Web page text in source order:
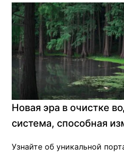
Новая эра в очистке
система, способная
Узнайте об уникальной